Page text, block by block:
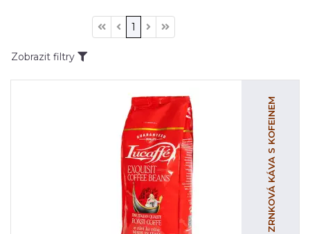
1
Zobrazit filtry
ZRNKOVÁ KÁVA S KOFEINEM